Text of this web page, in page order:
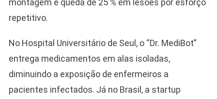
montagem e queda de 25 % em lesões por esforço
repetitivo.
No Hospital Universitário de Seul, o “Dr. MediBot”
entrega medicamentos em alas isoladas,
diminuindo a exposição de enfermeiros a
pacientes infectados. Já no Brasil, a startup